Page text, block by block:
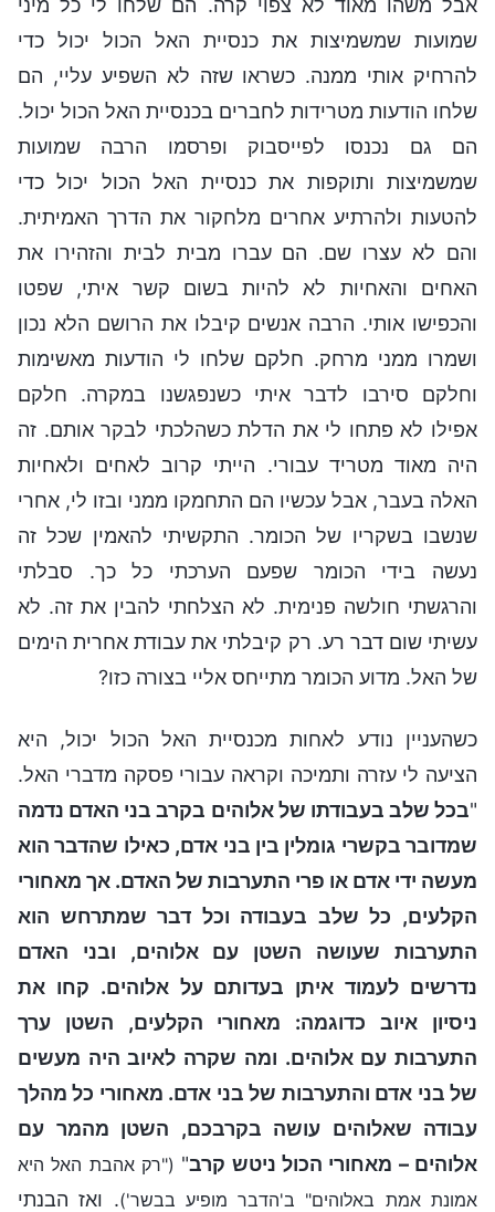
אבל משהו מאוד לא צפוי קרה. הם שלחו לי כל מיני
שמועות שמשמיצות את כנסיית האל הכול יכול כדי
להרחיק אותי ממנה. כשראו שזה לא השפיע עליי, הם
שלחו הודעות מטרידות לחברים בכנסיית האל הכול יכול.
הם גם נכנסו לפייסבוק ופרסמו הרבה שמועות
שמשמיצות ותוקפות את כנסיית האל הכול יכול כדי
להטעות ולהרתיע אחרים מלחקור את הדרך האמיתית.
והם לא עצרו שם. הם עברו מבית לבית והזהירו את
האחים והאחיות לא להיות בשום קשר איתי, שפטו
והכפישו אותי. הרבה אנשים קיבלו את הרושם הלא נכון
ושמרו ממני מרחק. חלקם שלחו לי הודעות מאשימות
וחלקם סירבו לדבר איתי כשנפגשנו במקרה. חלקם
אפילו לא פתחו לי את הדלת כשהלכתי לבקר אותם. זה
היה מאוד מטריד עבורי. הייתי קרוב לאחים ולאחיות
האלה בעבר, אבל עכשיו הם התחמקו ממני ובזו לי, אחרי
שנשבו בשקריו של הכומר. התקשיתי להאמין שכל זה
נעשה בידי הכומר שפעם הערכתי כל כך. סבלתי
והרגשתי חולשה פנימית. לא הצלחתי להבין את זה. לא
עשיתי שום דבר רע. רק קיבלתי את עבודת אחרית הימים
של האל. מדוע הכומר מתייחס אליי בצורה כזו?
כשהעניין נודע לאחות מכנסיית האל הכול יכול, היא
הציעה לי עזרה ותמיכה וקראה עבורי פסקה מדברי האל.
"בכל שלב בעבודתו של אלוהים בקרב בני האדם נדמה
שמדובר בקשרי גומלין בין בני אדם, כאילו שהדבר הוא
מעשה ידי אדם או פרי התערבות של האדם. אך מאחורי
הקלעים, כל שלב בעבודה וכל דבר שמתרחש הוא
התערבות שעושה השטן עם אלוהים, ובני האדם
נדרשים לעמוד איתן בעדותם על אלוהים. קחו את
ניסיון איוב כדוגמה: מאחורי הקלעים, השטן ערך
התערבות עם אלוהים. ומה שקרה לאיוב היה מעשים
של בני אדם והתערבות של בני אדם. מאחורי כל מהלך
עבודה שאלוהים עושה בקרבכם, השטן מהמר עם
אלוהים – מאחורי הכול ניטש קרב" ("רק אהבת האל היא
אמונת אמת באלוהים" ב'הדבר מופיע בבשר'). ואז הבנתי